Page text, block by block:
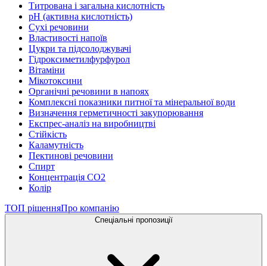
Титрована і загальна кислотність
рН (активна кислотність)
Сухі речовини
Властивості напоїв
Цукри та підсолоджувачі
Гідроксиметилфурфурол
Вітаміни
Мікотоксини
Органічні речовини в напоях
Комплексні показники питної та мінеральної води
Визначення герметичності закупорювання
Експрес-аналіз на виробництві
Стійкість
Каламутність
Пектинові речовини
Спирт
Концентрація СО2
Колір
ТОП рішенняПро компанію
Спеціальні пропозиції